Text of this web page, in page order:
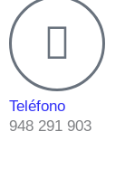
Teléfono
948 291 903